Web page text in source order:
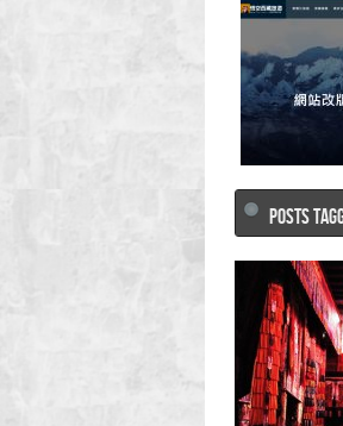
悟空西藏旅遊
POSTS